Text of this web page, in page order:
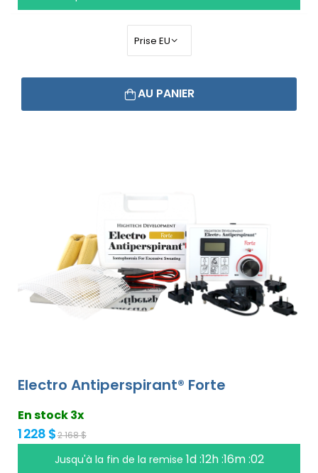
AU PANIER
Electro Antiperspirant® Forte
En stock 3x
1 228 $2 168 $
Jusqu'à la fin de la remise1d :12h :16m :01